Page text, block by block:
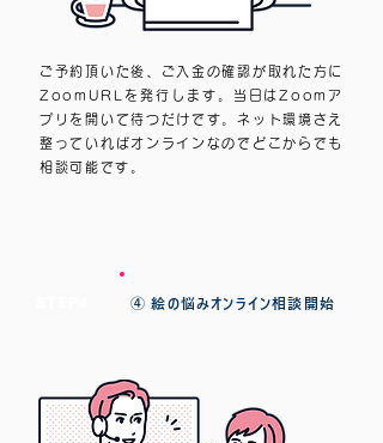
ご予約頂いた後、ご入金の確認が取れた方に
ZoomURLを発行します。当日はZoomア
プリを開いて待つだけです。ネット環境さえ
整っていればオンラインなのでどこからでも
相談可能です。
④ 絵の悩みオンライン相談開始